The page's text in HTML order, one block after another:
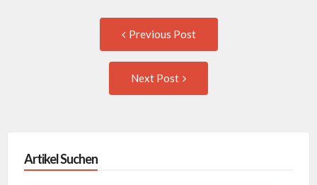
navigation
Previous Post
Next Post
Artikel Suchen